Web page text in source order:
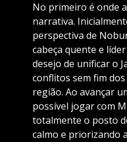
No primeiro é onde
narrativa.
perspectiva de
cabeça quente e
desejo de unificar o
conflitos sem fim
região. Ao avançar
possível jogar com
totalmente o posto
calmo e priorizando